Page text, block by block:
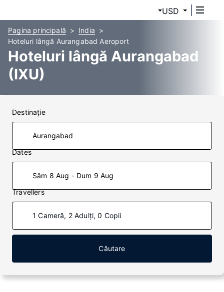
USD
Pagina principală
India
Hoteluri lângă Aurangabad Aeroport
Hoteluri lângă Aurangabad
(IXU)
Destinaţie
Dates
Sâm 8 Aug - Dum 9 Aug
Travellers
1 Cameră, 2 Adulți, 0 Copii
Căutare